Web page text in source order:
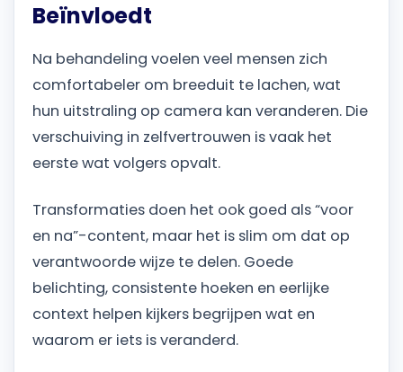
Beïnvloedt
Na behandeling voelen veel mensen zich
comfortabeler om breeduit te lachen, wat
hun uitstraling op camera kan veranderen. Die
verschuiving in zelfvertrouwen is vaak het
eerste wat volgers opvalt.
Transformaties doen het ook goed als “voor
en na”-content, maar het is slim om dat op
verantwoorde wijze te delen. Goede
belichting, consistente hoeken en eerlijke
context helpen kijkers begrijpen wat en
waarom er iets is veranderd.